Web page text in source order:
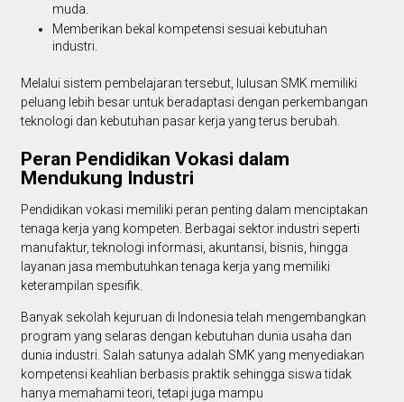
muda.
Memberikan bekal kompetensi sesuai kebutuhan
industri.
Melalui sistem pembelajaran tersebut, lulusan SMK memiliki
peluang lebih besar untuk beradaptasi dengan perkembangan
teknologi dan kebutuhan pasar kerja yang terus berubah.
Peran Pendidikan Vokasi dalam
Mendukung Industri
Pendidikan vokasi memiliki peran penting dalam menciptakan
tenaga kerja yang kompeten. Berbagai sektor industri seperti
manufaktur, teknologi informasi, akuntansi, bisnis, hingga
layanan jasa membutuhkan tenaga kerja yang memiliki
keterampilan spesifik.
Banyak sekolah kejuruan di Indonesia telah mengembangkan
program yang selaras dengan kebutuhan dunia usaha dan
dunia industri. Salah satunya adalah SMK yang menyediakan
kompetensi keahlian berbasis praktik sehingga siswa tidak
hanya memahami teori, tetapi juga mampu